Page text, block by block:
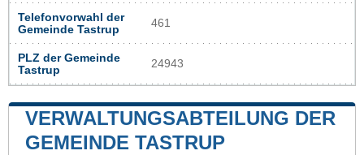
Telefonvorwahl der
Gemeinde Tastrup
461
PLZ der Gemeinde
Tastrup
24943
VERWALTUNGSABTEILUNG DER
GEMEINDE TASTRUP